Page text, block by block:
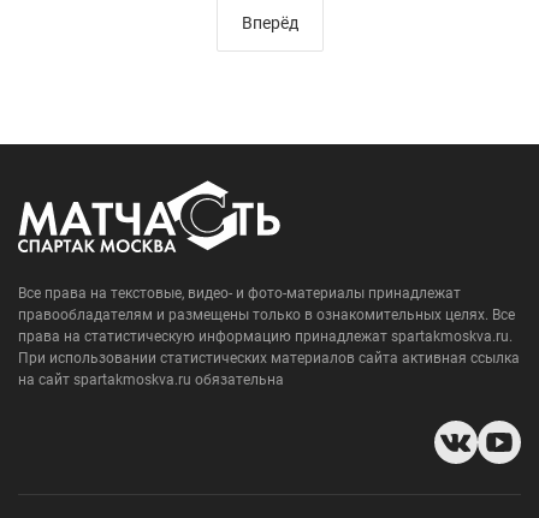
Вперёд
Все права на текстовые, видео- и фото-материалы принадлежат
правообладателям и размещены только в ознакомительных целях. Все
права на статистическую информацию принадлежат spartakmoskva.ru.
При использовании статистических материалов сайта активная ссылка
на сайт spartakmoskva.ru обязательна